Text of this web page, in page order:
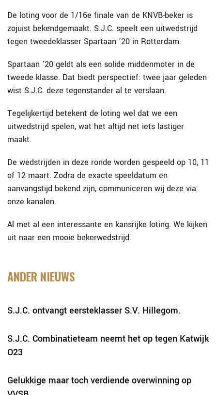
De loting voor de 1/16e finale van de KNVB-beker is
zojuist bekendgemaakt. S.J.C. speelt een uitwedstrijd
tegen tweedeklasser Spartaan ’20 in Rotterdam.
Spartaan ’20 geldt als een solide middenmoter in de
tweede klasse. Dat biedt perspectief: twee jaar geleden
wist S.J.C. deze tegenstander al te verslaan.
Tegelijkertijd betekent de loting wel dat we een
uitwedstrijd spelen, wat het altijd net iets lastiger
maakt.
De wedstrijden in deze ronde worden gespeeld op 10, 11
of 12 maart. Zodra de exacte speeldatum en
aanvangstijd bekend zijn, communiceren wij deze via
onze kanalen.
Al met al een interessante en kansrijke loting. We kijken
uit naar een mooie bekerwedstrijd.
ANDER NIEUWS
S.J.C. ontvangt eersteklasser S.V. Hillegom.
S.J.C. Combinatieteam neemt het op tegen Katwijk
O23
Gelukkige maar toch verdiende overwinning op